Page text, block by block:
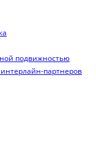
подвижностью
партнеров